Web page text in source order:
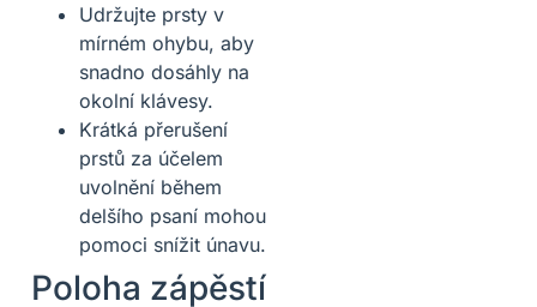
Udržujte prsty v
mírném ohybu, aby
snadno dosáhly na
okolní klávesy.
Krátká přerušení
prstů za účelem
uvolnění během
delšího psaní mohou
pomoci snížit únavu.
Poloha zápěstí